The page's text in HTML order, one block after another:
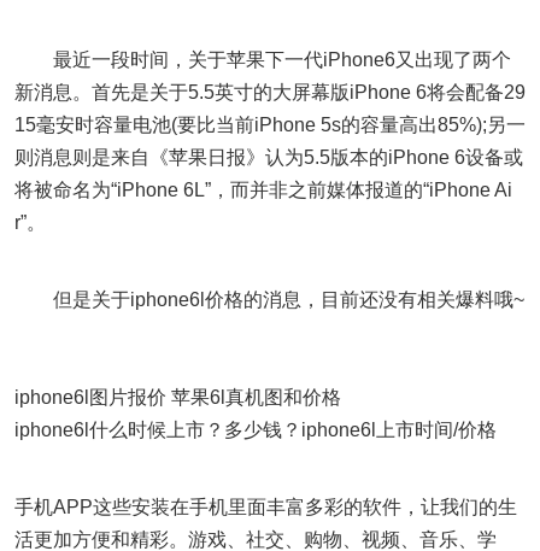
最近一段时间，关于苹果下一代iPhone6又出现了两个
新消息。首先是关于5.5英寸的大屏幕版iPhone 6将会配备29
15毫安时容量电池(要比当前iPhone 5s的容量高出85%);另一
则消息则是来自《苹果日报》认为5.5版本的iPhone 6设备或
将被命名为“iPhone 6L”，而并非之前媒体报道的“iPhone Ai
r”。
但是关于iphone6l价格的消息，目前还没有相关爆料哦~
iphone6l图片报价 苹果6l真机图和价格
iphone6l什么时候上市？多少钱？iphone6l上市时间/价格
手机APP这些安装在手机里面丰富多彩的软件，让我们的生
活更加方便和精彩。游戏、社交、购物、视频、音乐、学